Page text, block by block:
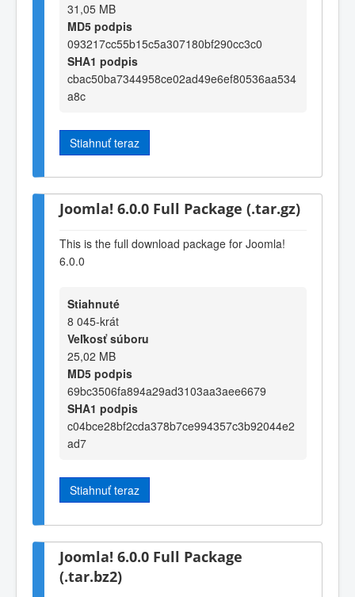
31,05 MB
MD5 podpis
093217cc55b15c5a307180bf290cc3c0
SHA1 podpis
cbac50ba7344958ce02ad49e6ef80536aa534
a8c
Stiahnuť teraz
Joomla! 6.0.0 Full Package (.tar.gz)
This is the full download package for Joomla!
6.0.0
Stiahnuté
8 045-krát
Veľkosť súboru
25,02 MB
MD5 podpis
69bc3506fa894a29ad3103aa3aee6679
SHA1 podpis
c04bce28bf2cda378b7ce994357c3b92044e2
ad7
Stiahnuť teraz
Joomla! 6.0.0 Full Package
(.tar.bz2)